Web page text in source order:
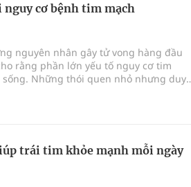
cơ bệnh tim mạch
nguyên nhân gây tử vong hàng đầu
rằng phần lớn yếu tố nguy cơ tim
Những thói quen nhỏ nhưng duy
trái tim khỏe mạnh mỗi ngày